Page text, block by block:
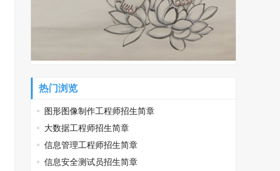
热门浏览
图形图像制作工程师招生简章
大数据工程师招生简章
信息管理工程师招生简章
信息安全测试员招生简章